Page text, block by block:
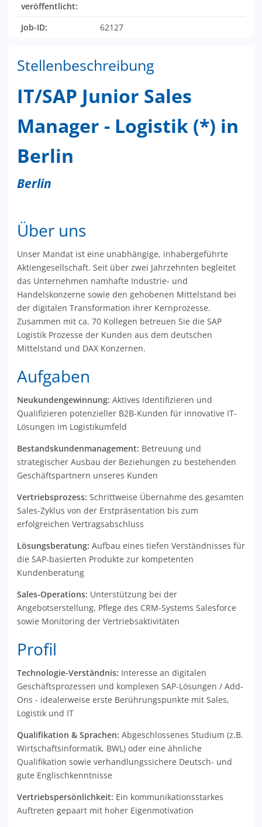
veröffentlicht:
Job-ID: 62127
Stellenbeschreibung
IT/SAP Junior Sales
Manager - Logistik (*) in
Berlin
Berlin
Über uns
Unser Mandat ist eine unabhängige, inhabergeführte
Aktiengesellschaft. Seit über zwei Jahrzehnten begleitet
das Unternehmen namhafte Industrie- und
Handelskonzerne sowie den gehobenen Mittelstand bei
der digitalen Transformation ihrer Kernprozesse.
Zusammen mit ca. 70 Kollegen betreuen Sie die SAP
Logistik Prozesse der Kunden aus dem deutschen
Mittelstand und DAX Konzernen.
Aufgaben
Neukundengewinnung: Aktives Identifizieren und
Qualifizieren potenzieller B2B-Kunden für innovative IT-
Lösungen im Logistikumfeld
Bestandskundenmanagement: Betreuung und
strategischer Ausbau der Beziehungen zu bestehenden
Geschäftspartnern unseres Kunden
Vertriebsprozess: Schrittweise Übernahme des gesamten
Sales-Zyklus von der Erstpräsentation bis zum
erfolgreichen Vertragsabschluss
Lösungsberatung: Aufbau eines tiefen Verständnisses für
die SAP-basierten Produkte zur kompetenten
Kundenberatung
Sales-Operations: Unterstützung bei der
Angebotserstellung, Pflege des CRM-Systems Salesforce
sowie Monitoring der Vertriebsaktivitäten
Profil
Technologie-Verständnis: Interesse an digitalen
Geschäftsprozessen und komplexen SAP-Lösungen / Add-
Ons - idealerweise erste Berührungspunkte mit Sales,
Logistik und IT
Qualifikation & Sprachen: Abgeschlossenes Studium (z.B.
Wirtschaftsinformatik, BWL) oder eine ähnliche
Qualifikation sowie verhandlungssichere Deutsch- und
gute Englischkenntnisse
Vertriebspersönlichkeit: Ein kommunikationsstarkes
Auftreten gepaart mit hoher Eigenmotivation